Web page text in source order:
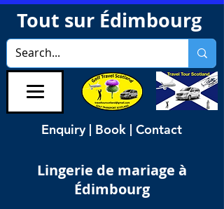
Tout sur Édimbourg
Enquiry | Book | Contact
Lingerie de mariage à
Édimbourg